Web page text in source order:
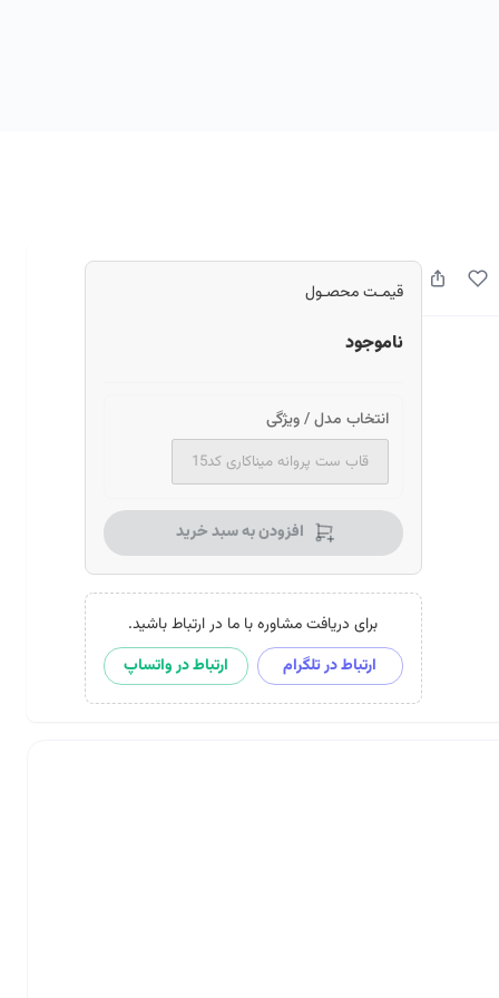
قیمـت محصـول
ناموجود
انتخاب مدل / ویژگی
قاب ست پروانه میناکاری کد15
افزودن به سبد خرید
برای دریافت مشاوره با ما در ارتباط باشید.
ارتباط در تلگرام
ارتباط در واتساپ